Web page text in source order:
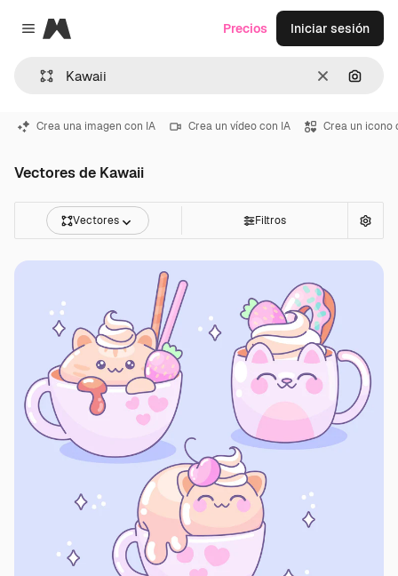
Close menu
Magnific
Borrar
Precios Iniciar sesión
Crea una imagen con IA Crea un vídeo con IA Crea un icono
Vectores de Kawaii
Vectores Filtros